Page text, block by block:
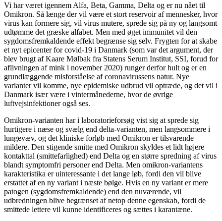
Vi har været igennem Alfa, Beta, Gamma, Delta og er nu nået til
Omikron. Så længe der vil være et stort reservoir af mennesker, hvor
virus kan formere sig, vil virus mutere, sprede sig på ny og langsomt
udtømme det græske alfabet. Men med øget immunitet vil den
sygdomsfremkaldende effekt begrænse sig selv. Frygten for at skabe
et nyt epicenter for covid-19 i Danmark (som var det argument, der
blev brugt af Kaare Mølbak fra Statens Serum Institut, SSI, forud for
aflivningen af mink i november 2020) runger derfor hult og er en
grundlæggende misforståelse af coronavirussens natur. Nye
varianter vil komme, nye epidemiske udbrud vil optræde, og det vil i
Danmark især være i vintermånederne, hvor de øvrige
luftvejsinfektioner også ses.
Omikron-varianten har i laboratorieforsøg vist sig at sprede sig
hurtigere i næse og svælg end delta-varianten, men langsommere i
lungevæv, og det kliniske forløb med Omikron er tilsvarende
mildere. Den stigende smitte med Omikron skyldes et lidt højere
kontakttal (smittefarlighed) end Delta og en større spredning af virus
blandt symptomfri personer end Delta. Men omikron-variantens
karakteristika er uinteressante i det lange løb, fordi den vil blive
erstattet af en ny variant i næste bølge. Hvis en ny variant er mere
patogen (sygdomsfremkaldende) end den nuværende, vil
udbredningen blive begrænset af netop denne egenskab, fordi de
smittede lettere vil kunne identificeres og sættes i karantæne.